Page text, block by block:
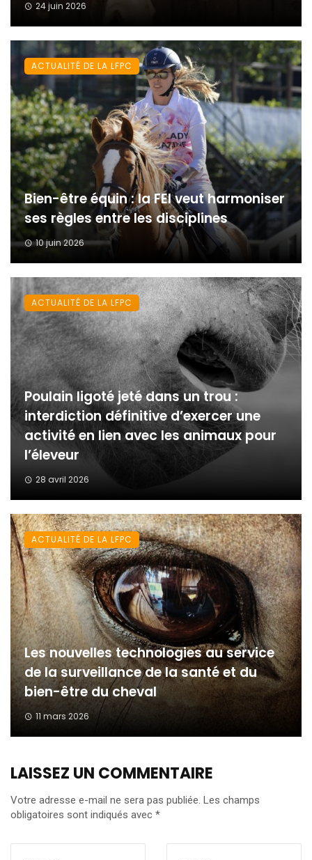
24 juin 2026
Bien-être équin : la FEI veut harmoniser
ses règles entre les disciplines
10 juin 2026
ACTUALITÉ DE LA LFPC
Poulain ligoté jeté dans un trou :
interdiction définitive d’exercer une
activité en lien avec les animaux pour
l’éleveur
28 avril 2026
ACTUALITÉ DE LA LFPC
Les nouvelles technologies au service
de la surveillance de la santé et du
bien-être du cheval
11 mars 2026
ACTUALITÉ DE LA LFPC
LAISSEZ UN COMMENTAIRE
Votre adresse e-mail ne sera pas publiée. Les champs
obligatoires sont indiqués avec *